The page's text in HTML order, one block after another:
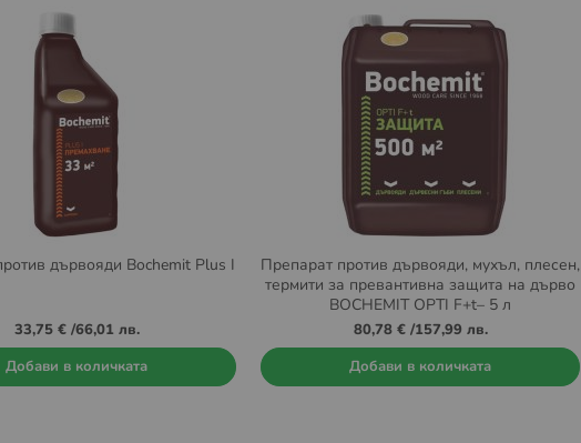
дървояди Bochemit Plus I
33,75 €/66,01 лв.
Добави в количката
Препарат против дървояди, мухъл, плесен,
термити за превантивна защита на дърво
BOCHEMIT OPTI F+t– 5 л
80,78 €/157,99 лв.
Добави в количката